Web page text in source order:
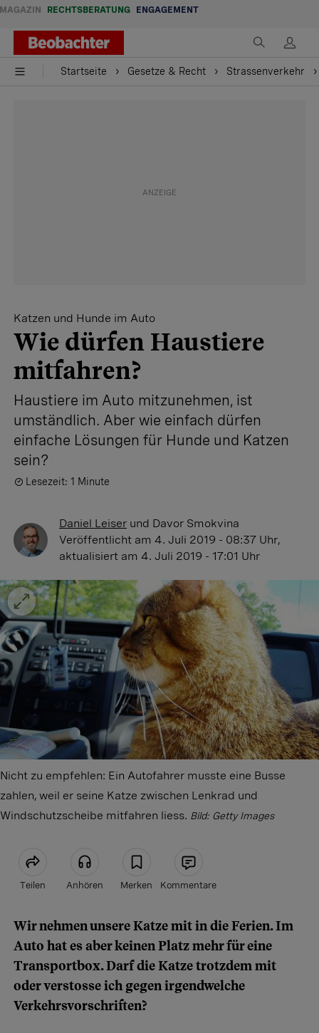
MAGAZIN RECHTSBERATUNG ENGAGEMENT
Startseite Gesetze & Recht Strassenverkehr
Katzen und Hunde im Auto
Wie dürfen Haustiere
mitfahren?
Haustiere im Auto mitzunehmen, ist
umständlich. Aber wie einfach dürfen
einfache Lösungen für Hunde und Katzen
sein?
Lesezeit: 1 Minute
Daniel Leiser und Davor Smokvina
Veröffentlicht am 4. Juli 2019 - 08:37 Uhr,
aktualisiert am 4. Juli 2019 - 17:01 Uhr
Nicht zu empfehlen: Ein Autofahrer musste eine Busse
zahlen, weil er seine Katze zwischen Lenkrad und
Windschutzscheibe mitfahren liess. Bild: Getty Images
Teilen Anhören Merken Kommentare
Artikel teilen
Wir nehmen unsere Katze mit in die Ferien. Im
Auto hat es aber keinen Platz mehr für eine
Transportbox. Darf die Katze trotzdem mit
oder verstosse ich gegen irgendwelche
Verkehrsvorschriften?